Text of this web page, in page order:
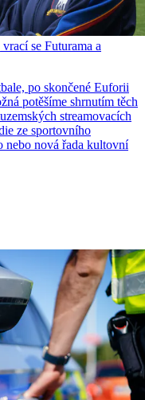
se Futurama a
po skončené Euforii
potěšíme shrnutím těch
streamovacích
ze sportovního
nebo nová řada kultovní